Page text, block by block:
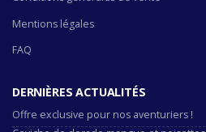
Mentions légales
FAQ
DERNIÈRES ACTUALITÉS
Offre exclusive pour nos aventuriers !